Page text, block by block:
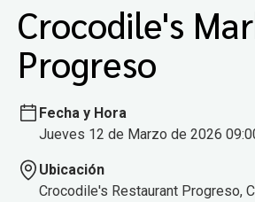
Crocodile's
Progreso
Fecha y Hora
Jueves 12 de Marzo de 2026
Ubicación
Crocodile's Restaurant Progreso,